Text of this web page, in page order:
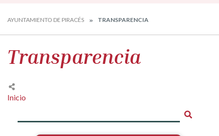
AYUNTAMIENTO DE PIRACÉS TRANSPARENCIA
Transparencia
Inicio